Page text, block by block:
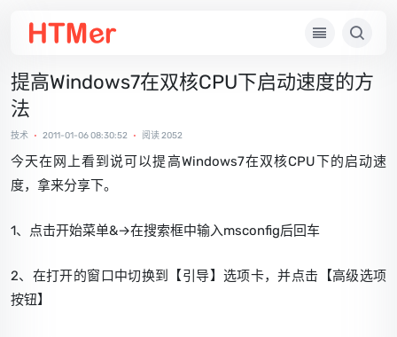
提高Windows7在双核CPU下启动速度的方
法
技术 • 2011-01-06 08:30:52 • 阅读 2052
今天在网上看到说可以提高Windows7在双核CPU下的启动速
度，拿来分享下。
1、点击开始菜单&→在搜索框中输入msconfig后回车
2、在打开的窗口中切换到【引导】选项卡，并点击【高级选项
按钮】